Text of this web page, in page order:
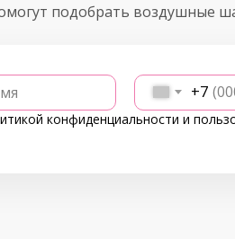
подобрать воздушные
+7
конфиденциальности и